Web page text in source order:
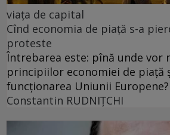
viața de capital
Cînd economia de piață s-a
proteste
Întrebarea este: pînă unde vor
principiilor economiei de piață
funcționarea Uniunii Europene?
Constantin RUDNIŢCHI